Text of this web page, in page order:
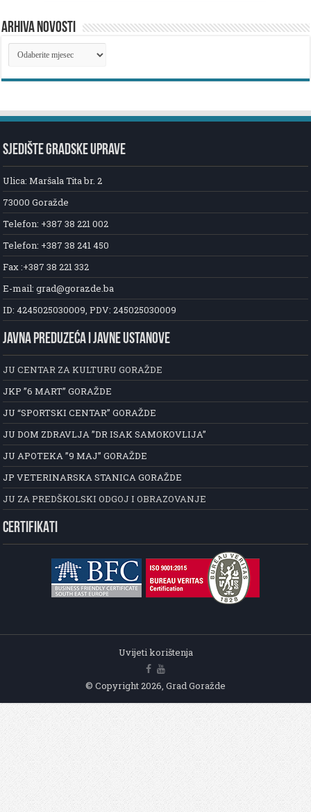
ARHIVA NOVOSTI
ARHIVA
NOVOSTI
SJEDIŠTE GRADSKE UPRAVE
Ulica: Maršala Tita br. 2
73000 Goražde
Telefon: +387 38 221 002
Telefon: +387 38 241 450
Fax :+387 38 221 332
E-mail: grad@gorazde.ba
ID: 4245025030009, PDV: 245025030009
JAVNA PREDUZEĆA I JAVNE USTANOVE
JU CENTAR ZA KULTURU GORAŽDE
JKP ”6 MART” GORAŽDE
JU “SPORTSKI CENTAR” GORAŽDE
JU DOM ZDRAVLJA ”DR ISAK SAMOKOVLIJA”
JU APOTEKA ”9 MAJ” GORAŽDE
JP VETERINARSKA STANICA GORAŽDE
JU ZA PREDŠKOLSKI ODGOJ I OBRAZOVANJE
CERTIFIKATI
Uvijeti korištenja
© Copyright 2026, Grad Goražde